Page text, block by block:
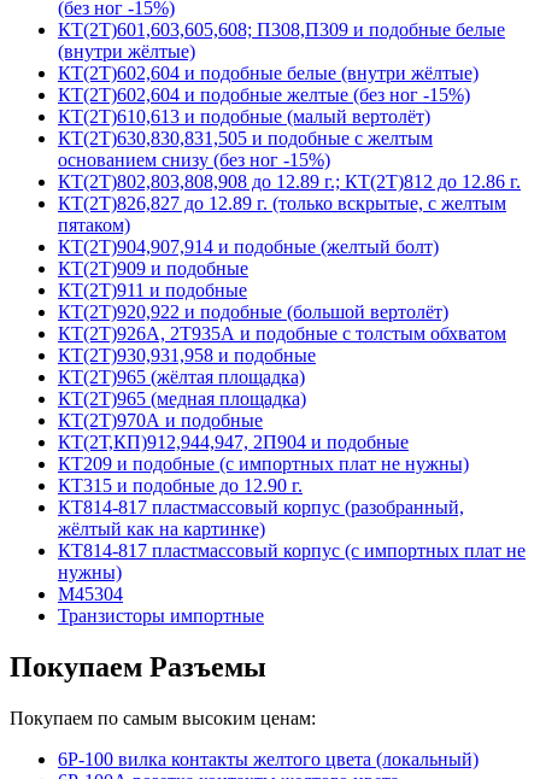
(без ног -15%)
КТ(2Т)601,603,605,608; П308,П309 и подобные белые
(внутри жёлтые)
КТ(2Т)602,604 и подобные белые (внутри жёлтые)
КТ(2Т)602,604 и подобные желтые (без ног -15%)
КТ(2Т)610,613 и подобные (малый вертолёт)
КТ(2Т)630,830,831,505 и подобные с желтым
основанием снизу (без ног -15%)
КТ(2Т)802,803,808,908 до 12.89 г.; КТ(2Т)812 до 12.86 г.
КТ(2Т)826,827 до 12.89 г. (только вскрытые, с желтым
пятаком)
КТ(2Т)904,907,914 и подобные (желтый болт)
КТ(2Т)909 и подобные
КТ(2Т)911 и подобные
КТ(2Т)920,922 и подобные (большой вертолёт)
КТ(2Т)926А, 2Т935А и подобные с толстым обхватом
КТ(2Т)930,931,958 и подобные
КТ(2Т)965 (жёлтая площадка)
КТ(2Т)965 (медная площадка)
КТ(2Т)970А и подобные
КТ(2Т,КП)912,944,947, 2П904 и подобные
КТ209 и подобные (с импортных плат не нужны)
КТ315 и подобные до 12.90 г.
КТ814-817 пластмассовый корпус (разобранный,
жёлтый как на картинке)
КТ814-817 пластмассовый корпус (с импортных плат не
нужны)
М45304
Транзисторы импортные
Покупаем Разъемы
Покупаем по самым высоким ценам:
6Р-100 вилка контакты желтого цвета (локальный)